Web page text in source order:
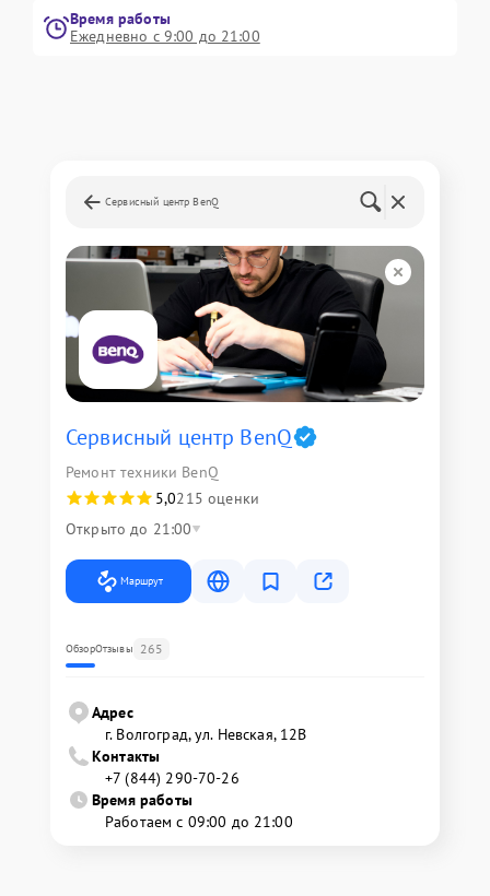
Время работы
Ежедневно с 9:00 до 21:00
Сервисный центр BenQ
Сервисный центр BenQ
Ремонт техники BenQ
5,0215 оценки
Открыто до 21:00
Маршрут
ОбзорОтзывы 265
Адрес
г. Волгоград, ул. Невская, 12В
Контакты
+7 (844) 290-70-26
Время работы
Работаем с 09:00 до 21:00